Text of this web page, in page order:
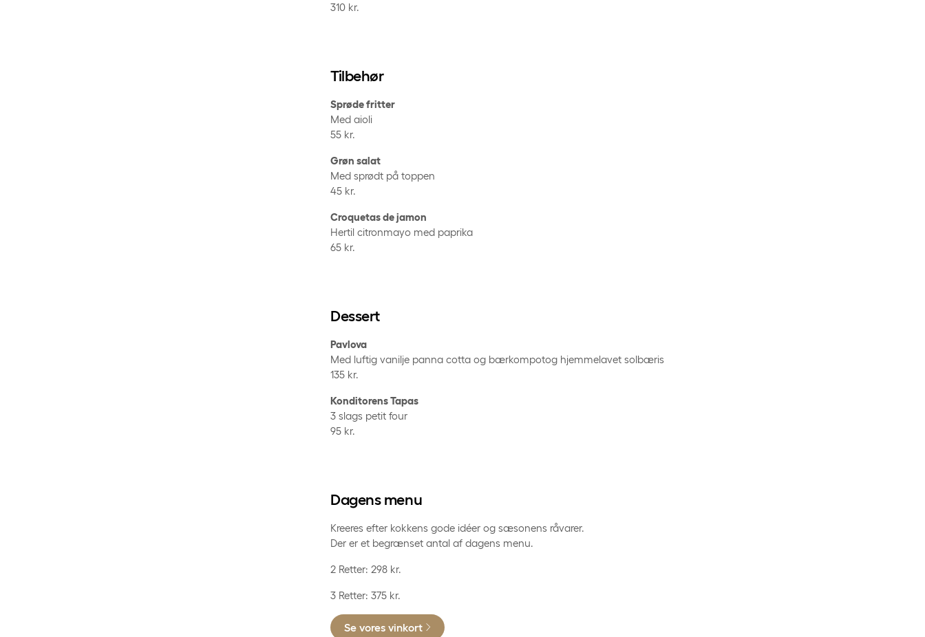
310 kr.
Tilbehør
Sprøde fritter
Med aioli
55 kr.
Grøn salat
Med sprødt på toppen
45 kr.
Croquetas de jamon
Hertil citronmayo med paprika
65 kr.
Dessert
Pavlova
Med luftig vanilje panna cotta og bærkompotog hjemmelavet solbæris
135 kr.
Konditorens Tapas
3 slags petit four
95 kr.
Dagens menu
Kreeres efter kokkens gode idéer og sæsonens råvarer.
Der er et begrænset antal af dagens menu.
2 Retter: 298 kr.
3 Retter: 375 kr.
Se vores vinkort